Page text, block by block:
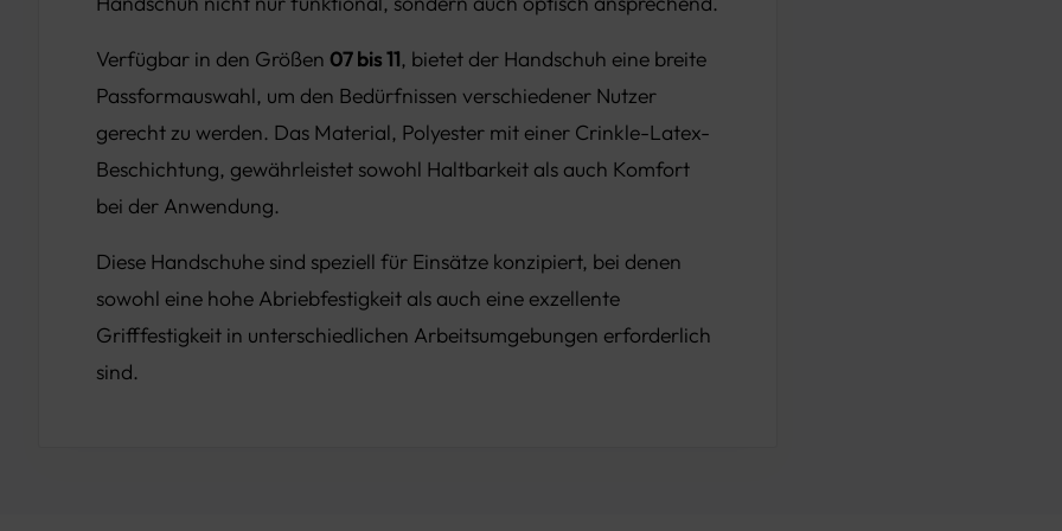
Verfügbar in den Größen 07 bis 11, bietet der Handschuh eine breite
Passformauswahl, um den Bedürfnissen verschiedener Nutzer
gerecht zu werden. Das Material, Polyester mit einer Crinkle-Latex-
Beschichtung, gewährleistet sowohl Haltbarkeit als auch Komfort
bei der Anwendung.
Diese Handschuhe sind speziell für Einsätze konzipiert, bei denen
sowohl eine hohe Abriebfestigkeit als auch eine exzellente
Grifffestigkeit in unterschiedlichen Arbeitsumgebungen erforderlich
sind.